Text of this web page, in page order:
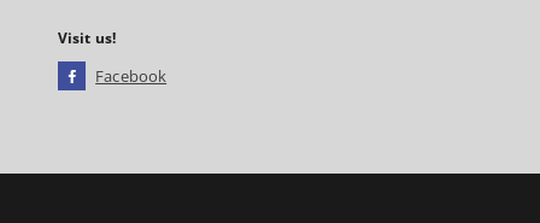
Visit us!
Facebook
open